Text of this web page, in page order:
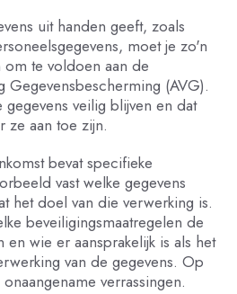
uit handen geeft, zoals
moet je zo'n
om te voldoen aan de
(AVG).
veilig blijven en dat
ze aan toe zijn.
bevat specifieke
vast welke gegevens
het doel van die verwerking is.
beveiligingsmaatregelen de
wie er aansprakelijk is als het
van de gegevens. Op
verrassingen.